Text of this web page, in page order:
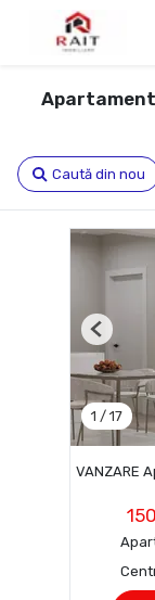
Caută din nou
1 / 17
Previous
VANZARE